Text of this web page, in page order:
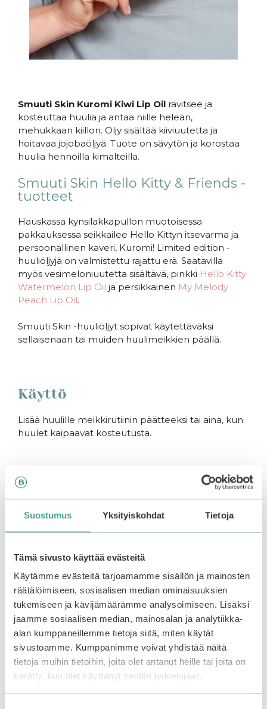
Suostumus Yksityiskohdat Tietoja
Tämä sivusto käyttää evästeitä
Käytämme evästeitä tarjoamamme sisällön ja mainosten
räätälöimiseen, sosiaalisen median ominaisuuksien
tukemiseen ja kävijämäärämme analysoimiseen. Lisäksi
jaamme sosiaalisen median, mainosalan ja analytiikka-
alan kumppaneillemme tietoja siitä, miten käytät
sivustoamme. Kumppanimme voivat yhdistää näitä
tietoja muihin tietoihin, joita olet antanut heille tai joita on
kerätty, kun olet käyttänyt heidän palvelujaan.
Smuuti Skin Kuromi Kiwi Lip Oil ravitsee ja
kosteuttaa huulia ja antaa niille heleän,
mehukkaan kiillon. Öljy sisältää kiiviuutetta ja
hoitavaa jojobaöljyä. Tuote on sävytön ja korostaa
huulia hennoilla kimalteilla.
Smuuti Skin Hello Kitty & Friends -
tuotteet
Hauskassa kynsilakkapullon muotoisessa
pakkauksessa seikkailee Hello Kittyn itsevarma ja
persoonallinen kaveri, Kuromi! Limited edition -
huuliöljyjä on valmistettu rajattu erä. Saatavilla
myös vesimeloniuutetta sisältävä, pinkki Hello Kitty
Watermelon Lip Oil ja persikkainen My Melody
Peach Lip Oil.
Smuuti Skin -huuliöljyt sopivat käytettäväksi
sellaisenaan tai muiden huulimeikkien päällä.
Käyttö
Lisää huulille meikkirutiinin päätteeksi tai aina, kun
huulet kaipaavat kosteutusta.
Saatat myös pitää...
TIRTIR | My Glow Lip
Oil
515,90€
Tällä
tuotteella
muunnelma.
tehdä
valinnat
tuotteen
sivulla.